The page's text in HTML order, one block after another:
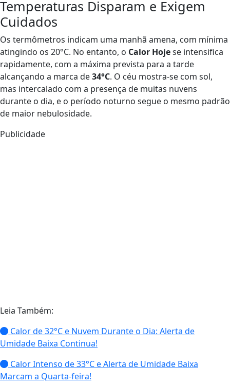
Temperaturas Disparam e Exigem
Cuidados
Os termômetros indicam uma manhã amena, com mínima
atingindo os 20°C. No entanto, o Calor Hojese intensifica
rapidamente, com a máxima prevista para a tarde
alcançando a marca de34°C. O céu mostra-se com sol,
mas intercalado com a presença de muitas nuvens
durante o dia, e o período noturno segue o mesmo padrão
de maior nebulosidade.
Publicidade
Leia Também:
Calor de 32°C e Nuvem Durante o Dia: Alerta de
Umidade Baixa Continua!
Calor Intenso de 33°C e Alerta de Umidade Baixa
Marcam a Quarta-feira!